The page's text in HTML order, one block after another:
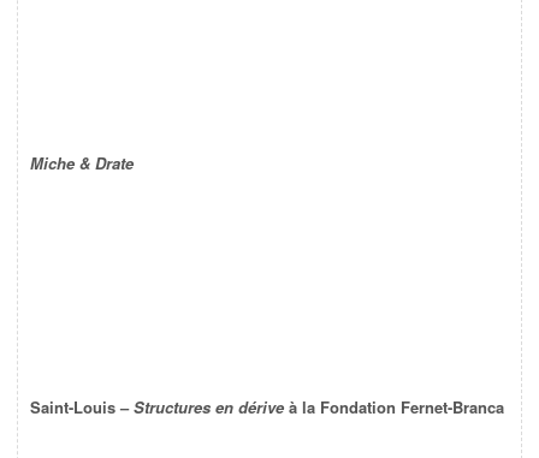
Miche & Drate
Saint-Louis –Structures en dérive à la Fondation Fernet-Branca